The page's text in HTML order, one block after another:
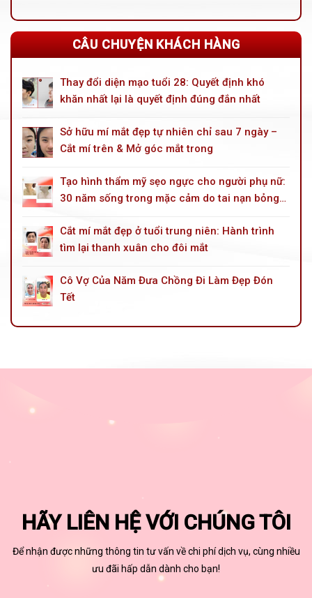
tuổi
trung
niên
CÂU CHUYỆN KHÁCH HÀNG
Thay đổi diện mạo tuổi 28: Quyết định khó
khăn nhất lại là quyết định đúng đắn nhất
Sở hữu mí mắt đẹp tự nhiên chỉ sau 7 ngày –
Cắt mí trên & Mở góc mắt trong
Tạo hình thẩm mỹ sẹo ngực cho người phụ nữ:
30 năm sống trong mặc cảm do tai nạn bỏng
Cắt mí mắt đẹp ở tuổi trung niên: Hành trình
tìm lại thanh xuân cho đôi mắt
Cô Vợ Của Năm Đưa Chồng Đi Làm Đẹp Đón
Tết
HÃY LIÊN HỆ VỚI CHÚNG TÔI
Để nhận được những thông tin tư vấn về chi phí dịch vụ, cùng nhiều
ưu đãi hấp dẫn dành cho bạn!